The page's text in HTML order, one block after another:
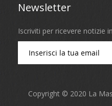
Newsletter
Iscriviti per ricevere notizie
Copyright © 2020 La